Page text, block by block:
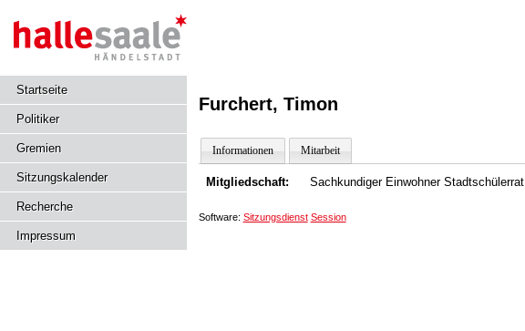
Startseite
Politiker
Gremien
Sitzungskalender
Recherche
Impressum
Furchert, Timon
Informationen Mitarbeit
Mitgliedschaft: Sachkundiger Einwohner Stadtschülerrat
Software: Sitzungsdienst Session